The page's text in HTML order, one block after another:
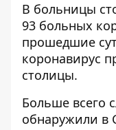
В больницы
93 больных
прошедшие
коронавирус
столицы.
Больше всего
обнаружили в